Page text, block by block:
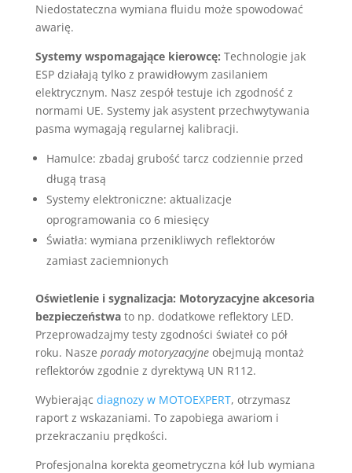
Niedostateczna wymiana fluidu może spowodować
awarię.
Systemy wspomagające kierowcę: Technologie jak
ESP działają tylko z prawidłowym zasilaniem
elektrycznym. Nasz zespół testuje ich zgodność z
normami UE. Systemy jak asystent przechwytywania
pasma wymagają regularnej kalibracji.
Hamulce: zbadaj grubość tarcz codziennie przed
długą trasą
Systemy elektroniczne: aktualizacje
oprogramowania co 6 miesięcy
Światła: wymiana przenikliwych reflektorów
zamiast zaciemnionych
Oświetlenie i sygnalizacja: Motoryzacyjne akcesoria
bezpieczeństwato np. dodatkowe reflektory LED.
Przeprowadzajmy testy zgodności świateł co pół
roku. Nasze porady motoryzacyjneobejmują montaż
reflektorów zgodnie z dyrektywą UN R112.
Wybierając diagnozy w MOTOEXPERT, otrzymasz
raport z wskazaniami. To zapobiega awariom i
przekraczaniu prędkości.
Profesjonalna korekta geometryczna kół lub wymiana